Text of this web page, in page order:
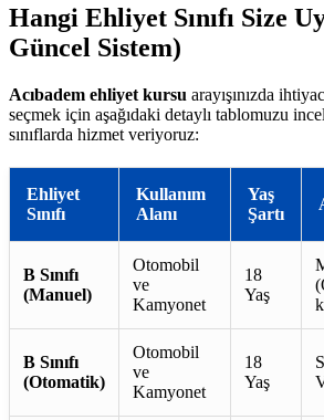
Hangi Ehliyet Sınıfı Size
Güncel Sistem)
Acıbadem ehliyet kursu arayışınızda
seçmek için aşağıdaki detaylı tablomuzu
sınıflarda hizmet veriyoruz:
Ehliyet
Sınıfı
Kullanım
Alanı
Yaş
Şartı
B Sınıfı
(Manuel)
Otomobil
ve
Kamyonet
18
Yaş
B Sınıfı
(Otomatik)
Otomobil
ve
Kamyonet
18
Yaş